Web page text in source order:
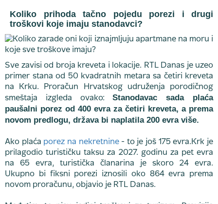
Koliko prihoda tačno pojedu porezi i drugi
troškovi koje imaju stanodavci?
Sve zavisi od broja kreveta i lokacije. RTL Danas je uzeo
primer stana od 50 kvadratnih metara sa četiri kreveta
na Krku. Proračun Hrvatskog udruženja porodičnog
smeštaja izgleda ovako:Stanodavac sada plaća
paušalni porez od 400 evra za četiri kreveta, a prema
novom predlogu, država bi naplatila 200 evra više.
Ako plaća porez na nekretnine- to je još 175 evra.Krk je
prilagodio turističku taksu za 2027. godinu za pet evra
na 65 evra, turistička članarina je skoro 24 evra.
Ukupno bi fiksni porezi iznosili oko 864 evra prema
novom proračunu, objavio je RTL Danas.